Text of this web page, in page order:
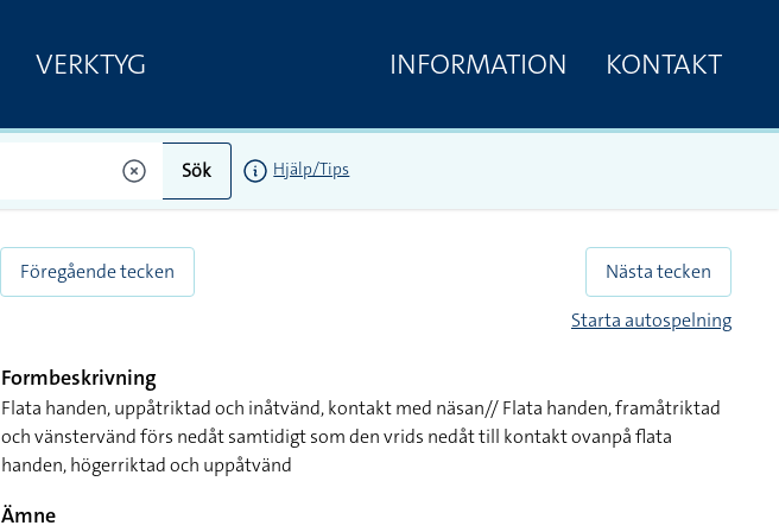
VERKTYG INFORMATION KONTAKT
Sök Hjälp/Tips
Föregående tecken
Nästa tecken
Starta autospelning
Formbeskrivning
Flata handen, uppåtriktad och inåtvänd, kontakt med näsan// Flata handen, framåtriktad
och vänstervänd förs nedåt samtidigt som den vrids nedåt till kontakt ovanpå flata
handen, högerriktad och uppåtvänd
Ämne